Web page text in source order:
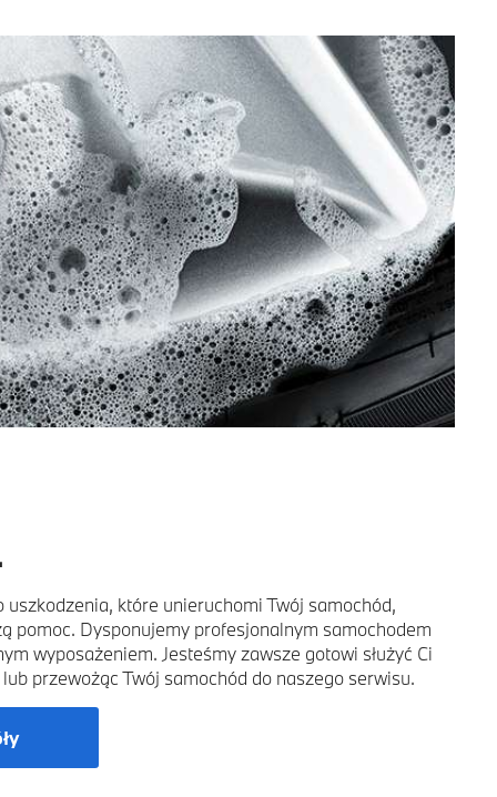
które unieruchomi Twój samochód,
pomoc. Dysponujemy profesjonalnym samochodem
wyposażeniem. Jesteśmy zawsze gotowi służyć Ci
przewożąc Twój samochód do naszego serwisu.